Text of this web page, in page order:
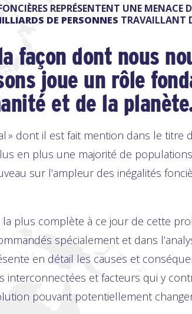
REPRÉSENTENT UNE MENACE
DE PERSONNES TRAVAILLANT
façon dont nous
joue un rôle
et de la
» dont il est fait mention dans le
en plus une majorité de
sur l’ampleur des inégalités
la plus complète à ce jour de cette
spécialement et dans
en détail les causes et
interconnectées et facteurs qui y
pouvant potentiellement